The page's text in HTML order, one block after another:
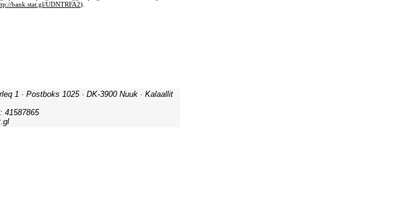
1 · Postboks 1025 · DK-3900 Nuuk · Kalaallit
41587865